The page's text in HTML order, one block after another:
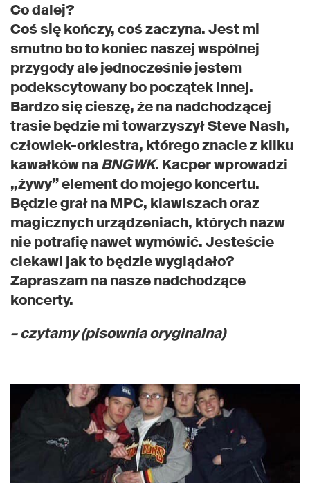
Co dalej?
Coś się kończy, coś zaczyna. Jest mi
smutno bo to koniec naszej wspólnej
przygody ale jednocześnie jestem
podekscytowany bo początek innej.
Bardzo się cieszę, że na nadchodzącej
trasie będzie mi towarzyszył Steve Nash,
człowiek-orkiestra, którego znacie z kilku
kawałków naBNGWK. Kacper wprowadzi
„żywy” element do mojego koncertu.
Będzie grał na MPC, klawiszach oraz
magicznych urządzeniach, których nazw
nie potrafię nawet wymówić. Jesteście
ciekawi jak to będzie wyglądało?
Zapraszam na nasze nadchodzące
koncerty.
– czytamy (pisownia oryginalna)